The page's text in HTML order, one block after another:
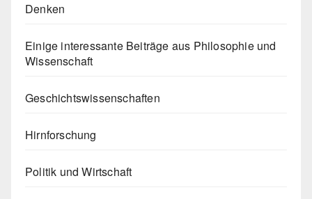
Denken
Einige interessante Beiträge aus Philosophie und
Wissenschaft
Geschichtswissenschaften
Hirnforschung
Politik und Wirtschaft